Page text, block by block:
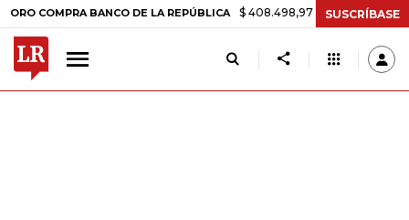
BANCO DE LA REPÚBLICA $ 408.498,97 +$ 8.753,81 +2,19%
SUSCRÍBASE